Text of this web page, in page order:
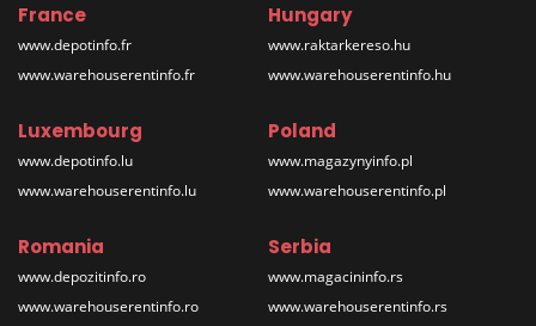
France
www.depotinfo.fr
www.warehouserentinfo.fr
Hungary
www.raktarkereso.hu
www.warehouserentinfo.hu
Luxembourg
www.depotinfo.lu
www.warehouserentinfo.lu
Poland
www.magazynyinfo.pl
www.warehouserentinfo.pl
Romania
www.depozitinfo.ro
www.warehouserentinfo.ro
Serbia
www.magacininfo.rs
www.warehouserentinfo.rs